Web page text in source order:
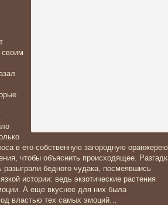
своим
в его собственную загородную
чтобы объяснить происходящее.
бедного чудака, посмеявшись
истории: ведь экзотические растения
А еще вкуснее для них была
властью тех самых эмоций…